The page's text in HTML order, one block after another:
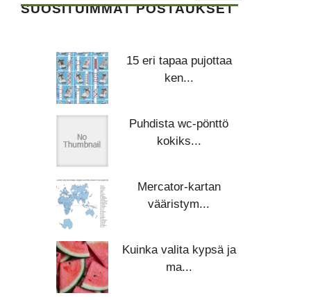
SUOSITUIMMAT POSTAUKSET
15 eri tapaa pujottaa
ken...
Puhdista wc-pönttö
kokiks...
Mercator-kartan
vääristym...
Kuinka valita kypsä ja
ma...